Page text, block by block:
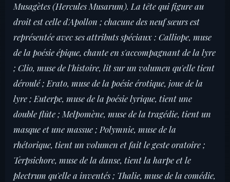
Musagètes (Hercules Musarum). La tête qui figure au
droit est celle d'Apollon ; chacune des neuf sœurs est
représentée avec ses attributs spéciaux : Calliope, muse
de la poésie épique, chante en s'accompagnant de la lyre
; Clio, muse de l'histoire, lit sur un volumen qu'elle tient
déroulé ; Erato, muse de la poésie érotique, joue de la
lyre ; Euterpe, muse de la poésie lyrique, tient une
double flûte ; Melpomène, muse de la tragédie, tient un
masque et une massue ; Polymnie, muse de la
rhétorique, tient un volumen et fait le geste oratoire ;
Terpsichore, muse de la danse, tient la harpe et le
plectrum qu'elle a inventés ; Thalie, muse de la comédie,